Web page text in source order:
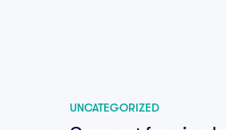
UNCATEGORIZED